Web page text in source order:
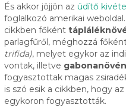
És akkor jöjjön az üdítő
foglalkozó amerikai
cikkben főként
parlagfűről, méghozzá
trifida), melyet egykor az
vontak, illetve
fogyasztottak magas
is szó esik a cikkben, hogy az
egykoron fogyasztották.